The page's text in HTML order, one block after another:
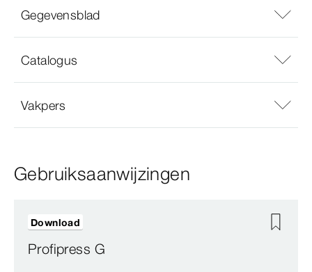
Gegevensblad
Catalogus
Vakpers
Gebruiksaanwijzingen
Profipress G
Download